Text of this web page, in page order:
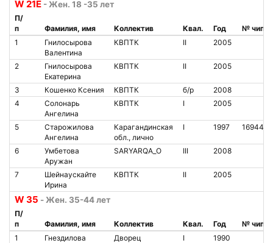
W 21Е - Жен. 18 -35 лет
П/
п
Фамилия, имя Коллектив Квал. Год
№ чипа
1
Гнилосырова
Валентина
КВПТК II 2005
2
Гнилосырова
Екатерина
КВПТК II 2005
3 Кошенко Ксения КВПТК б/р
2008
4
Солонарь
Ангелина
КВПТК I 2005
5
Старожилова
Ангелина
Карагандинская
обл., лично
I 1997 1694433
6
Умбетова
Аружан
SARYARQA_O III 2008
7
Шейнаускайте
Ирина
КВПТК II 2005
W 35 - Жен. 35-44 лет
П/
п
Фамилия, имя Коллектив Квал. Год
№ чипа
1
Гнездилова
Дворец
I 1990